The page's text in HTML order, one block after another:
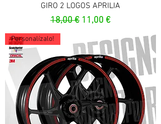
GIRO 2 LOGOS APRILIA
Prezzo regolare
18,00 € Prezzo scontato
11,00 €
Personalízalo!